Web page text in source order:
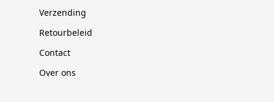
Verzending
Retourbeleid
Contact
Over ons